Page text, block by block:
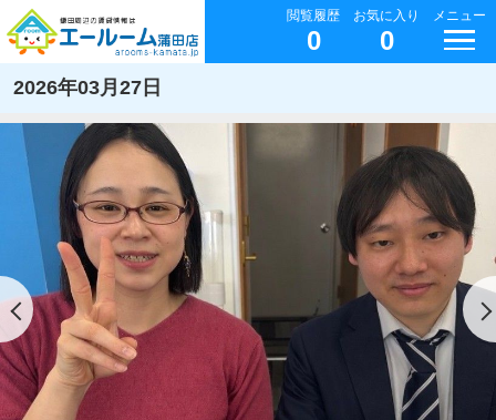
閲覧履歴
0
お気に入り
0
メニュー
2026年03月27日